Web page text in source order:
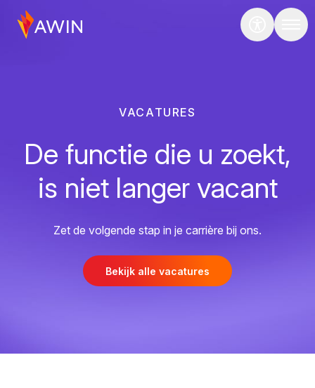
VACATURES
De functie die u zoekt,
is niet langer vacant
Zet de volgende stap in je carrière bij ons.
Bekijk alle vacatures